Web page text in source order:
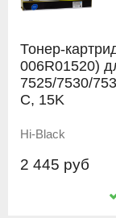
Тонер-
006R01520)
7525/7530/
C, 15K
Hi-Black
2 445 руб